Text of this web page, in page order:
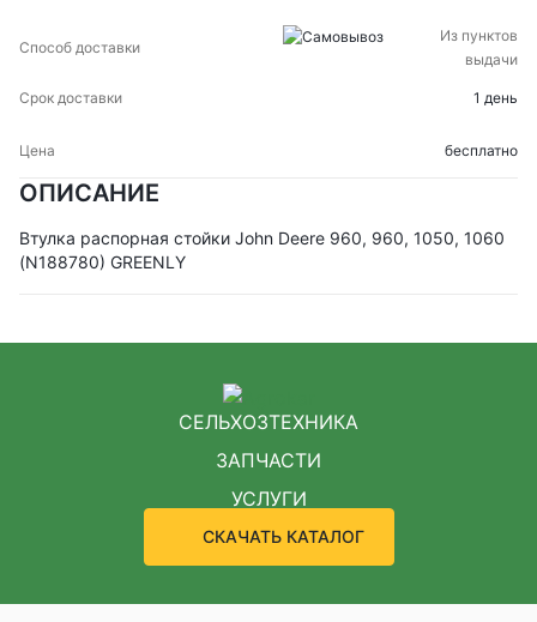
ОПИСАНИЕ
Втулка распорная стойки John Deere 960, 960, 1050, 1060
(N188780) GREENLY
Из пунктов
выдачи
1 день
бесплатно
СЕЛЬХОЗТЕХНИКА
ЗАПЧАСТИ
УСЛУГИ
СКАЧАТЬ КАТАЛОГ